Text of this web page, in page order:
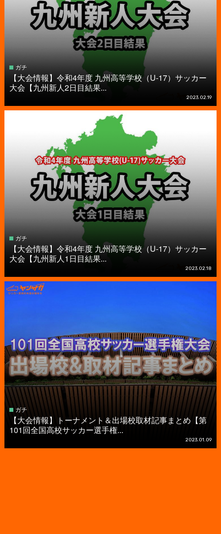
ガチ
【大会情報】令和4年度 九州高等学校（U-17）サッカー
大会【九州新人2日目結果...
2023.02.19
ガチ
【大会情報】令和4年度 九州高等学校（U-17）サッカー
大会【九州新人1日目結果...
2023.02.18
ガチ
【大会情報】トーナメント＆出場校取材記事まとめ【第
101回全国高校サッカー選手権...
2023.01.09